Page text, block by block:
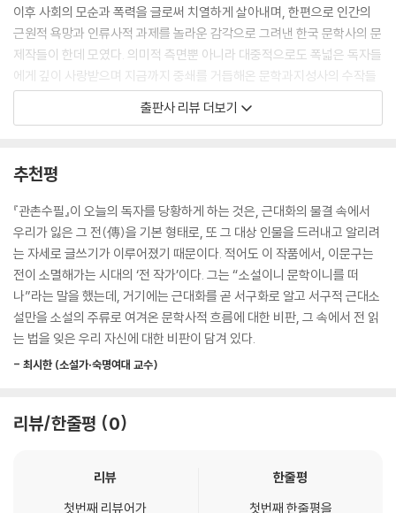
이후 사회의 모순과 폭력을 글로써 치열하게 살아내며, 한편으로 인간의
근원적 욕망과 인류사적 과제를 놀라운 감각으로 그려낸 한국 문학사의 문
제작들이 한데 모였다. 의미적 측면뿐 아니라 대중적으로도 폭넓은 독자들
에게 깊이 사랑받으며 지금까지 중쇄를 거듭해온 문학과지성사의 수작들
이다. 1차분 도서로 선정된 이 여섯 권의 소설은 엄격한 정본 작업과 개정
을 거쳐 세련된 장정으로 새롭게 태어났다. 지난 20여 년간 간행되어온
각 작품들의 현대적 가치를 새롭게 새기고 젊은 독자들과 시간의 벽을 넘
어 소통해낼 준비를 마쳤다. 우리 사회 가장 깊은 곳에 마르지 않는 언어의
샘을 마련할 [문지클래식]의 앞날을 기대해본다.
출판사 리뷰 더보기
추천평
『관촌수필』이 오늘의 독자를 당황하게 하는 것은, 근대화의 물결 속에서
우리가 잃은 그 전(傳)을 기본 형태로, 또 그 대상 인물을 드러내고 알리려
는 자세로 글쓰기가 이루어졌기 때문이다. 적어도 이 작품에서, 이문구는
전이 소멸해가는 시대의 ‘전 작가’이다. 그는 “소설이니 문학이니를 떠
나”라는 말을 했는데, 거기에는 근대화를 곧 서구화로 알고 서구적 근대소
설만을 소설의 주류로 여겨온 문학사적 흐름에 대한 비판, 그 속에서 전 읽
는 법을 잊은 우리 자신에 대한 비판이 담겨 있다.
- 최시한 (소설가·숙명여대 교수)
리뷰/한줄평 0
리뷰
첫번째 리뷰어가
한줄평
첫번째 한줄평을